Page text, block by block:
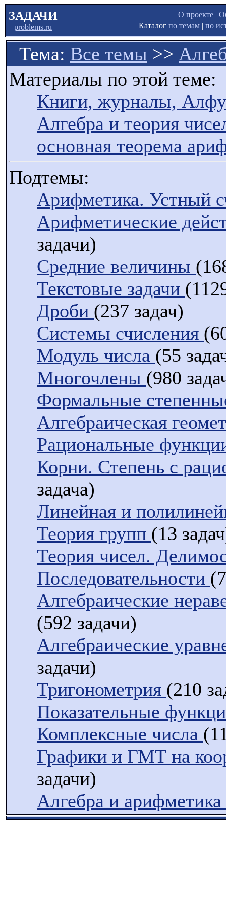
ЗАДАЧИ
problems.ru
О проекте|
Каталог по темам| по
Тема: Все темы >>
Материалы по этой теме:
Книги, журналы,
Алгебра и теория
основная теорема
Подтемы:
Арифметика. Устный
Арифметические
задачи)
Средние величины
Текстовые задачи
Дроби (237 задач)
Системы счисления
Модуль числа (55
Многочлены (980
Формальные
Алгебраическая
Рациональные
Корни. Степень с
задача)
Линейная и
Теория групп (13
Теория чисел.
Последовательности
Алгебраические
(592 задачи)
Алгебраические
задачи)
Тригонометрия (210
Показательные
Комплексные числа
Графики и ГМТ на
задачи)
Алгебра и